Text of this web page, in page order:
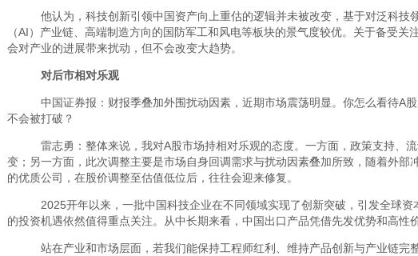
他认为，科技创新引领中国资产向上重估的逻辑并未被改变，基于对泛科技
（AI）产业链、高端制造方向的国防军工和风电等板块的景气度较优。关于备受
会对产业的进展带来扰动，但不会改变大趋势。
对后市相对乐观
中国证券报：财报季叠加外围扰动因素，近期市场震荡明显。你怎么看待A
不会被打破？
雷志勇：整体来说，我对A股市场持相对乐观的态度。一方面，政策支持、
变；另一方面，此次调整主要是市场自身回调需求与扰动因素叠加所致，随着外部
的优质公司，在股价调整至估值低位后，往往会迎来修复。
2025开年以来，一批中国科技企业在不同领域实现了创新突破，引发全球资
的投资机遇依然值得重点关注。从中长期来看，中国出口产品凭借先发优势和高性
站在产业和市场层面，若我们能保持工程师红利、维持产品创新与产业链完